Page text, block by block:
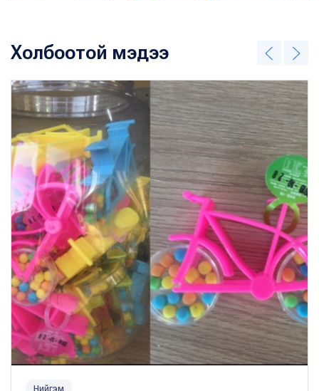
Холбоотой мэдээ
Нийгэм